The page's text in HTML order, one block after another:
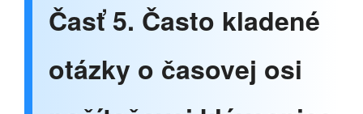
Časť 5. Často kladené
otázky o časovej osi